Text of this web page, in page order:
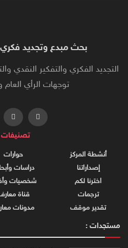
بحث مبدع وتجديد
التجديد الفكري والتفكير النقدي
توجهات الرأي العام
تصنيفات
أنشطة المركز
إصداراتنا
اخترنا لكم
ترجمات
تقدير موقف
حوارات
دراسات
شخصيات
قناة
مدونات
مستجدات :